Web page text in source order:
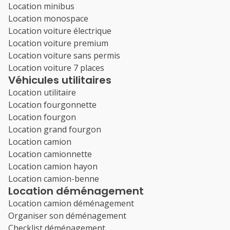
Location minibus
Location monospace
Location voiture électrique
Location voiture premium
Location voiture sans permis
Location voiture 7 places
Véhicules utilitaires
Location utilitaire
Location fourgonnette
Location fourgon
Location grand fourgon
Location camion
Location camionnette
Location camion hayon
Location camion-benne
Location déménagement
Location camion déménagement
Organiser son déménagement